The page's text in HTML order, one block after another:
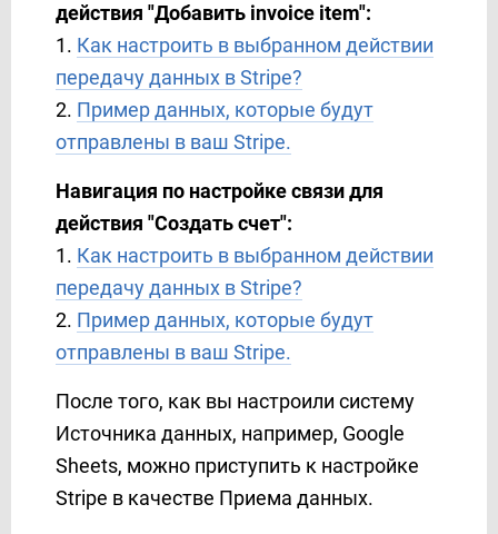
Elastic Email
eSputnik
EVE.calls
ExpertSender
Facebook
Facebook Messenger
FeedBlitz
Freshdesk
GetResponse
Gist
Google Ads
Google Analytics 4
действия "Добавить invoice item":
1. Как настроить в выбранном действии
передачу данных в Stripe?
2. Пример данных, которые будут
отправлены в ваш Stripe.
Навигация по настройке связи для
действия "Создать счет":
1. Как настроить в выбранном действии
передачу данных в Stripe?
2. Пример данных, которые будут
отправлены в ваш Stripe.
После того, как вы настроили систему
Источника данных, например, Google
Sheets, можно приступить к настройке
Stripe в качестве Приема данных.